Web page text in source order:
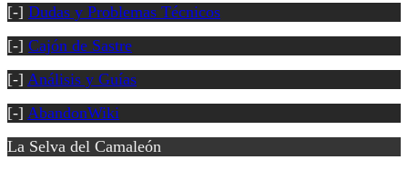
[-] Dudas y Problemas Técnicos
[-] Cajón de Sastre
[-] Análisis y Guías
[-] AbandonWiki
La Selva del Camaleón